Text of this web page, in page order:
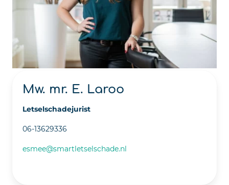
Mw. mr. E. Laroo
Letselschadejurist
06-13629336
esmee@smartletselschade.nl